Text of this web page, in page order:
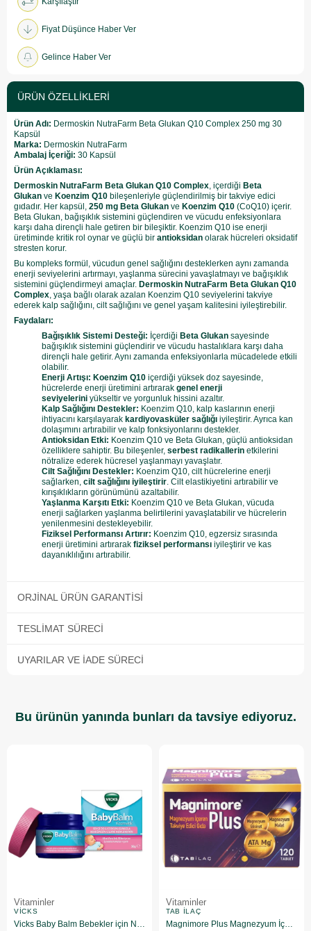
Fiyat Düşünce Haber Ver
Gelince Haber Ver
ÜRÜN ÖZELLIKLERI
Ürün Adı: Dermoskin NutraFarm Beta Glukan Q10 Complex 250 mg 30
Kapsül
Marka: Dermoskin NutraFarm
Ambalaj İçeriği: 30 Kapsül
Ürün Açıklaması:
Dermoskin NutraFarm Beta Glukan Q10 Complex , içerdiği Beta
Glukan ve Koenzim Q10 bileşenleriyle güçlendirilmiş bir takviye edici
gıdadır. Her kapsül, 250 mg Beta Glukan ve Koenzim Q10 (CoQ10) içerir.
Beta Glukan, bağışıklık sistemini güçlendiren ve vücudu enfeksiyonlara
karşı daha dirençli hale getiren bir bileşiktir. Koenzim Q10 ise enerji
üretiminde kritik rol oynar ve güçlü bir antioksidan olarak hücreleri oksidatif
stresten korur.
Bu kompleks formül, vücudun genel sağlığını desteklerken aynı zamanda
enerji seviyelerini artırmayı, yaşlanma sürecini yavaşlatmayı ve bağışıklık
sistemini güçlendirmeyi amaçlar. Dermoskin NutraFarm Beta Glukan Q10
Complex , yaşa bağlı olarak azalan Koenzim Q10 seviyelerini takviye
ederek kalp sağlığını, cilt sağlığını ve genel yaşam kalitesini iyileştirebilir.
Faydaları:
Bağışıklık Sistemi Desteği: İçerdiği Beta Glukan sayesinde
bağışıklık sistemini güçlendirir ve vücudu hastalıklara karşı daha
dirençli hale getirir. Aynı zamanda enfeksiyonlarla mücadelede etkili
olabilir.
Enerji Artışı: Koenzim Q10 içerdiği yüksek doz sayesinde,
hücrelerde enerji üretimini artırarak genel enerji
seviyelerini yükseltir ve yorgunluk hissini azaltır.
Kalp Sağlığını Destekler: Koenzim Q10, kalp kaslarının enerji
ihtiyacını karşılayarak kardiyovasküler sağlığı iyileştirir. Ayrıca kan
dolaşımını artırabilir ve kalp fonksiyonlarını destekler.
Antioksidan Etki: Koenzim Q10 ve Beta Glukan, güçlü antioksidan
özelliklere sahiptir. Bu bileşenler, serbest radikallerin etkilerini
nötralize ederek hücresel yaşlanmayı yavaşlatır.
Cilt Sağlığını Destekler: Koenzim Q10, cilt hücrelerine enerji
sağlarken, cilt sağlığını iyileştirir . Cilt elastikiyetini artırabilir ve
kırışıklıkların görünümünü azaltabilir.
Yaşlanma Karşıtı Etki: Koenzim Q10 ve Beta Glukan, vücuda
enerji sağlarken yaşlanma belirtilerini yavaşlatabilir ve hücrelerin
yenilenmesini destekleyebilir.
Fiziksel Performansı Artırır: Koenzim Q10, egzersiz sırasında
enerji üretimini artırarak fiziksel performansı iyileştirir ve kas
dayanıklılığını artırabilir.
ORJINAL ÜRÜN GARANTISI
TESLIMAT SÜRECI
UYARILAR VE İADE SÜRECI
Bu ürünün yanında bunları da tavsiye ediyoruz.
Vitaminler
VICKS
Vitaminler
TAB İLAÇ